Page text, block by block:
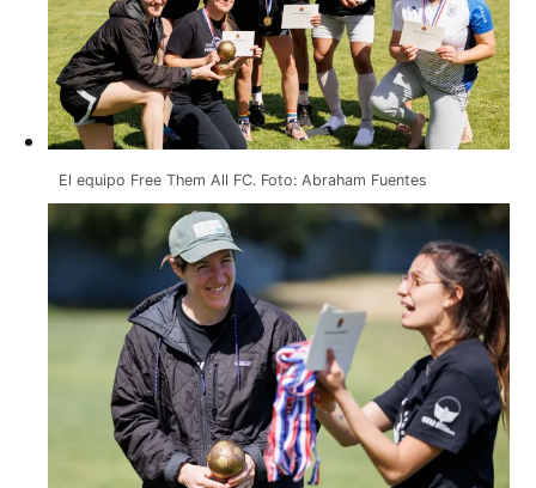
El equipo Free Them All FC. Foto: Abraham Fuentes